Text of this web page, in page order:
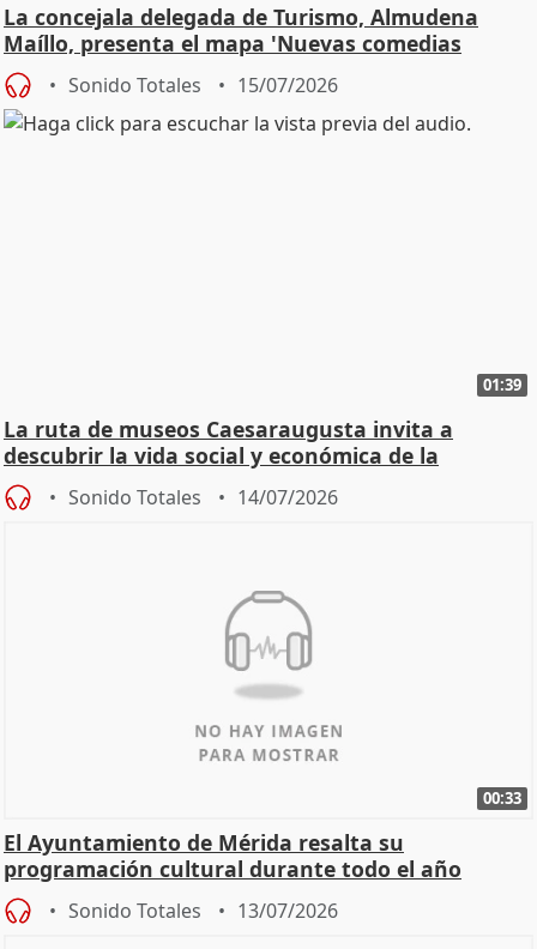
La concejala delegada de Turismo, Almudena
Maíllo, presenta el mapa 'Nuevas comedias
madrileñas'
Sonido Totales 15/07/2026
01:39
La ruta de museos Caesaraugusta invita a
descubrir la vida social y económica de la
Zaragoza ro
Sonido Totales 14/07/2026
00:33
El Ayuntamiento de Mérida resalta su
programación cultural durante todo el año
Sonido Totales 13/07/2026